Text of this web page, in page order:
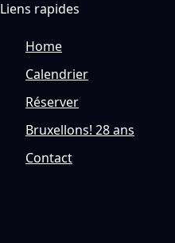
Liens rapides
Home
Calendrier
Réserver
Bruxellons! 28 ans
Contact